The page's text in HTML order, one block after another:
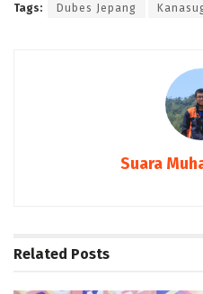
Tags: Dubes Jepang
Suara
Related Posts